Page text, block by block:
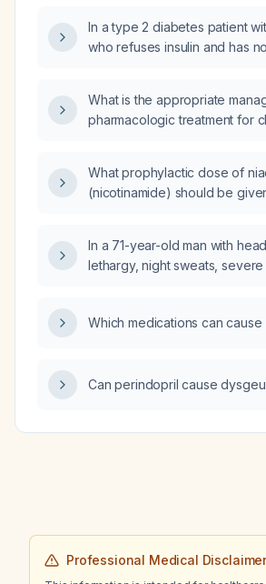
In a type 2 diabetes patient
who refuses insulin and has
interventions should be
What is the appropriate
pharmacologic treatment for
What prophylactic dose of
(nicotinamide) should be
In a 71-year-old man with
lethargy, night sweats,
what is the most useful next
Which medications can cause
Can perindopril cause
Professional Medical